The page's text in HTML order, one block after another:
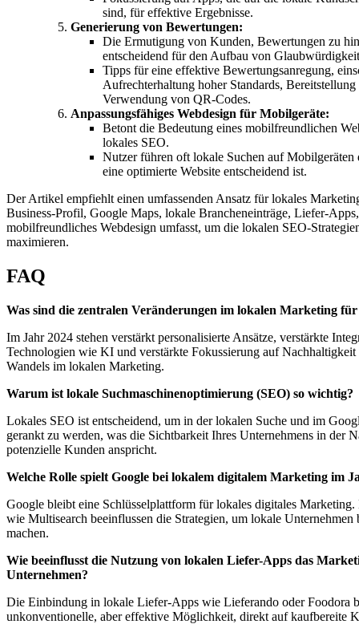
sind, für effektive Ergebnisse.
Generierung von Bewertungen:
Die Ermutigung von Kunden, Bewertungen zu
entscheidend für den Aufbau von
Tipps für eine effektive Bewertungsanregung,
Aufrechterhaltung hoher Standards,
Verwendung von QR-Codes.
Anpassungsfähiges Webdesign für Mobilgeräte:
Betont die Bedeutung eines mobilfreundlichen
lokales SEO.
Nutzer führen oft lokale Suchen auf Mobilgeräten
eine optimierte Website entscheidend ist.
Der Artikel empfiehlt einen umfassenden Ansatz für lokales
Business-Profil, Google Maps, lokale Brancheneinträge, Liefer-
mobilfreundliches Webdesign umfasst, um die lokalen SEO-
maximieren.
FAQ
Was sind die zentralen Veränderungen im lokalen Marketing für
Im Jahr 2024 stehen verstärkt personalisierte Ansätze, verstärkte
Technologien wie KI und verstärkte Fokussierung auf
Wandels im lokalen Marketing.
Warum ist lokale Suchmaschinenoptimierung (SEO) so wichtig?
Lokales SEO ist entscheidend, um in der lokalen Suche und im
gerankt zu werden, was die Sichtbarkeit Ihres Unternehmens in der
potenzielle Kunden anspricht.
Welche Rolle spielt Google bei lokalem digitalem Marketing im
Google bleibt eine Schlüsselplattform für lokales digitales
wie Multisearch beeinflussen die Strategien, um lokale Unternehmen
machen.
Wie beeinflusst die Nutzung von lokalen Liefer-Apps das
Unternehmen?
Die Einbindung in lokale Liefer-Apps wie Lieferando oder Foodora
unkonventionelle, aber effektive Möglichkeit, direkt auf kaufbereite